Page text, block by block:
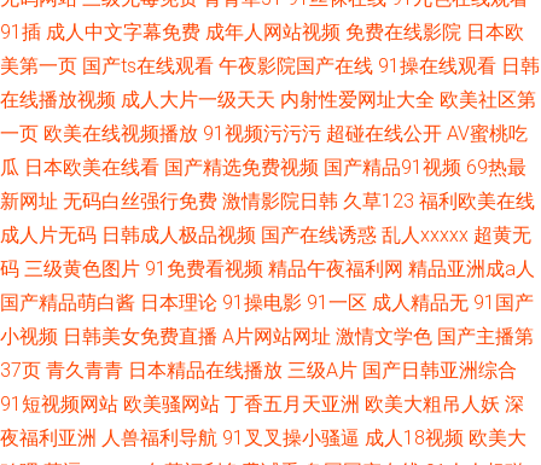
91插 成人中文字幕免费 成年人网站视频 免费在线影院 日本欧
美第一页 国产ts在线观看 午夜影院国产在线 91操在线观看 日韩
在线播放视频 成人大片一级天天 内射性爱网址大全 欧美社区第
一页 欧美在线视频播放 91视频污污污 超碰在线公开 AV蜜桃吃
瓜 日本欧美在线看 国产精选免费视频 国产精品91视频 69热最
新网址 无码白丝强行免费 激情影院日韩 久草123 福利欧美在线
成人片无码 日韩成人极品视频 国产在线诱惑 乱人xxxxx 超黄无
码 三级黄色图片 91免费看视频 精品午夜福利网 精品亚洲成a人
国产精品萌白酱 日本理论 91操电影 91一区 成人精品无 91国产
小视频 日韩美女免费直播 A片网站网址 激情文学色 国产主播第
37页 青久青青 日本精品在线播放 三级A片 国产日韩亚洲综合
91短视频网站 欧美骚网站 丁香五月天亚洲 欧美大粗吊人妖 深
夜福利亚洲 人兽福利导航 91叉叉操小骚逼 成人18视频 欧美大